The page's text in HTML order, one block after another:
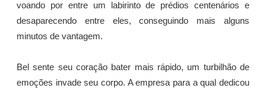
voando por entre um labirinto de prédios centenários e
desaparecendo entre eles, conseguindo mais alguns
minutos de vantagem.
Bel sente seu coração bater mais rápido, um turbilhão de
emoções invade seu corpo. A empresa para a qual dedicou